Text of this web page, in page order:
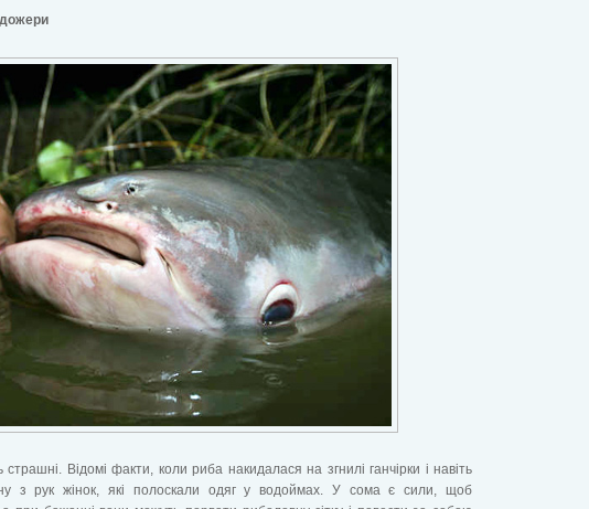
страшні. Відомі факти, коли риба накидалася на згнилі ганчірки і навіть
з рук жінок, які полоскали одяг у водоймах. У сома є сили, щоб